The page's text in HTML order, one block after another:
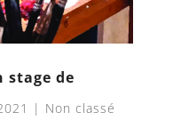
stage de
| Non classé